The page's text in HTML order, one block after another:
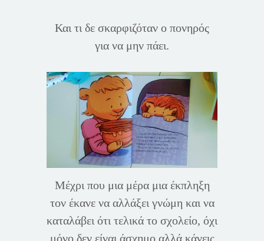
Και τι δε σκαρφιζόταν ο πονηρός
για να μην πάει.
Μέχρι που μια μέρα μια έκπληξη
τον έκανε να αλλάξει γνώμη και να
καταλάβει ότι τελικά το σχολείο, όχι
μόνο δεν είναι άσχημο αλλά κάνεις